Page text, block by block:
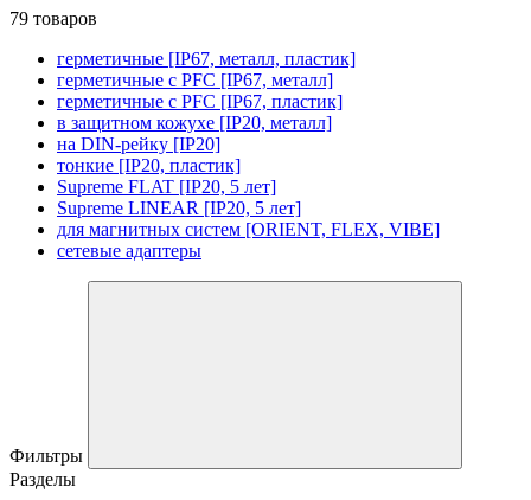
79 товаров
герметичные [IP67, металл, пластик]
герметичные с PFC [IP67, металл]
герметичные с PFC [IP67, пластик]
в защитном кожухе [IP20, металл]
на DIN-рейку [IP20]
тонкие [IP20, пластик]
Supreme FLAT [IP20, 5 лет]
Supreme LINEAR [IP20, 5 лет]
для магнитных систем [ORIENT, FLEX, VIBE]
сетевые адаптеры
Фильтры
Разделы